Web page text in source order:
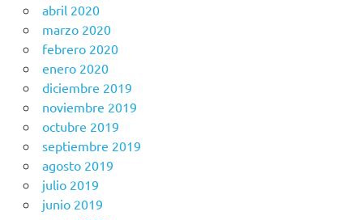
abril 2020
marzo 2020
febrero 2020
enero 2020
diciembre 2019
noviembre 2019
octubre 2019
septiembre 2019
agosto 2019
julio 2019
junio 2019